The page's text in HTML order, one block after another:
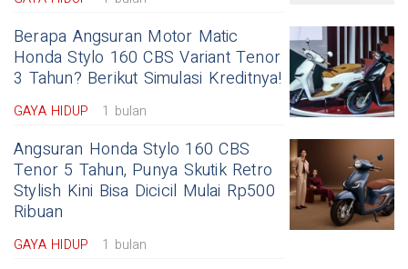
Berapa Angsuran Motor Matic
Honda Stylo 160 CBS Variant Tenor
3 Tahun? Berikut Simulasi Kreditnya!
GAYA HIDUP 1 bulan
Angsuran Honda Stylo 160 CBS
Tenor 5 Tahun, Punya Skutik Retro
Stylish Kini Bisa Dicicil Mulai Rp500
Ribuan
GAYA HIDUP 1 bulan